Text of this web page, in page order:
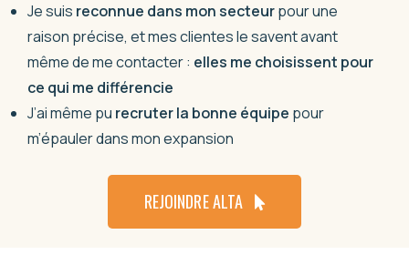
Je suis reconnue dans mon secteurpour une
raison précise, et mes clientes le savent avant
même de me contacter : elles me choisissent pour
ce qui me différencie
J’ai même pu recruter la bonne équipe pour
m’épauler dans mon expansion
REJOINDRE ALTA